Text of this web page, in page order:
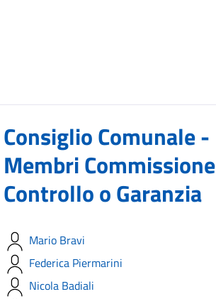
Consiglio Comunale -
Membri Commissione
Controllo o Garanzia
Mario Bravi
Federica Piermarini
Nicola Badiali